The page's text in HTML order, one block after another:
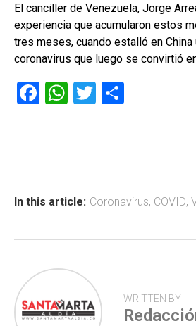
El canciller de Venezuela, Jorge
experiencia que acumularon estos
tres meses, cuando estalló en
coronavirus que luego se convirtió
F
ok
W
p
T
tir
In this article: Coronavirus, COVID,
WRITTEN BY